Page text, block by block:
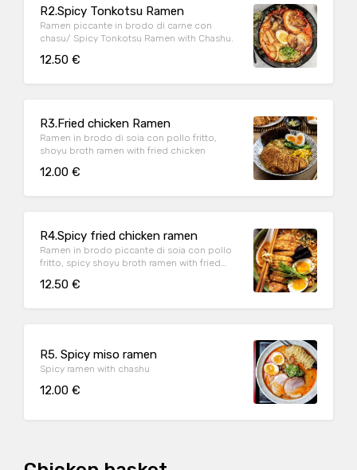
R2.Spicy Tonkotsu Ramen
Ramen piccante in brodo di carne con
chasu/ Spicy Tonkotsu Ramen with Chashu.
12.50 €
R3.Fried chicken Ramen
Ramen in brodo di soia con pollo fritto,
shoyu broth ramen with fried chicken
12.00 €
R4.Spicy fried chicken ramen
Ramen in brodo piccante di soia con pollo
fritto, spicy shoyu broth ramen with fried
12.50 €
R5. Spicy miso ramen
Spicy ramen with chashu
12.00 €